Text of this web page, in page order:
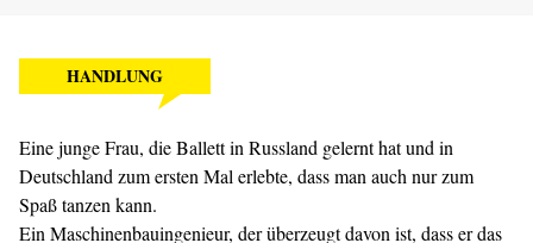
HANDLUNG
Eine junge Frau, die Ballett in Russland gelernt hat und in
Deutschland zum ersten Mal erlebte, dass man auch nur zum
Spaß tanzen kann.
Ein Maschinenbauingenieur, der überzeugt davon ist, dass er das